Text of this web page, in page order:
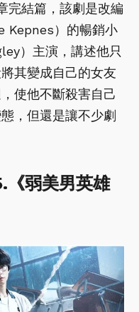
完結篇，該劇是改編
Kepnes）的暢銷小
）主演，講述他只
其變成自己的女友
使他不斷殺害自己
，但還是讓不少劇
弱美男英雄